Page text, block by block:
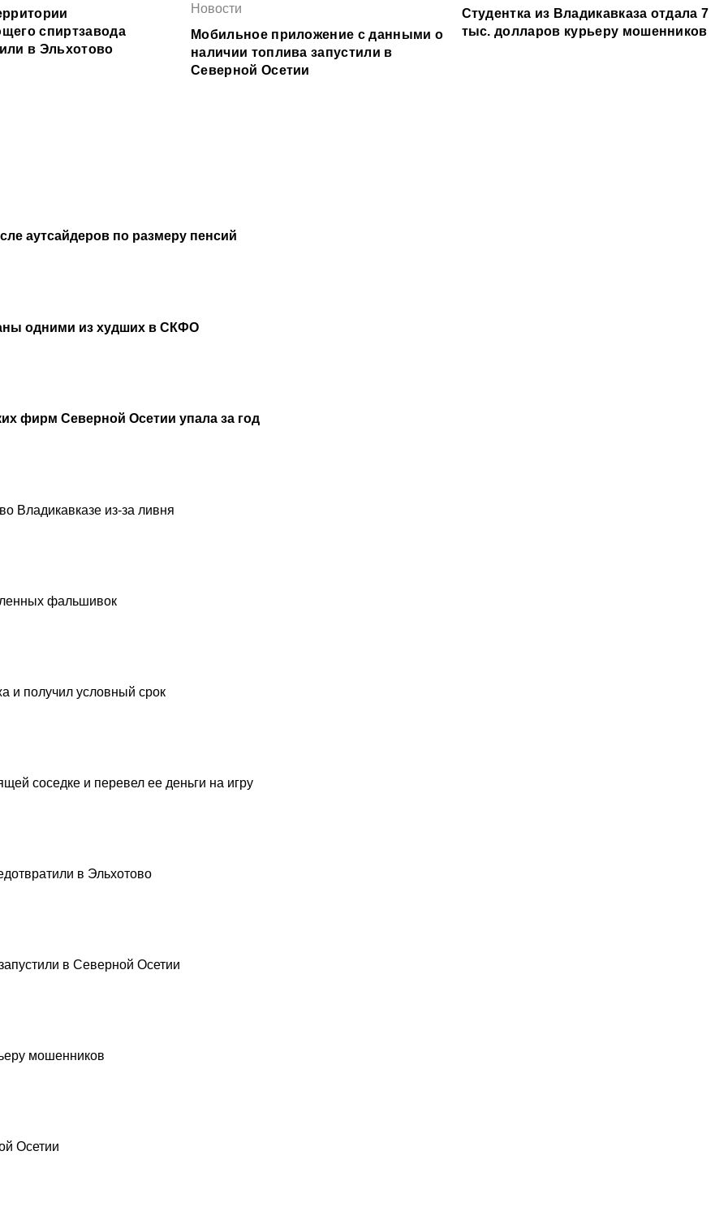
аутсайдеров по размеру пенсий
одними из худших в СКФО
фирм Северной Осетии упала за год
Владикавказе из-за ливня
фальшивок
и получил условный срок
соседке и перевел ее деньги на игру
в Эльхотово
в Северной Осетии
мошенников
Осетии
спиртзавода
в Эльхотово
Новости
Мобильное приложение с данными о
наличии топлива запустили в
Северной Осетии
Студентка из Владикавказа отдала 7
тыс. долларов курьеру мошенников